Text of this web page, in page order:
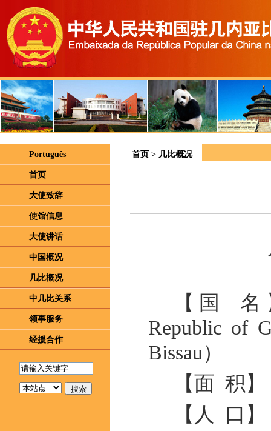
Português
首页
大使致辞
使馆信息
大使讲话
中国概况
几比概况
中几比关系
领事服务
经援合作
首页> 几比概况
【国
Republic of
Bissau）
【面 积
【人 口